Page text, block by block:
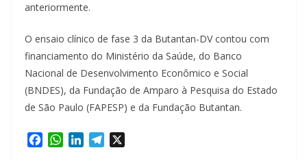
anteriormente.
O ensaio clínico de fase 3 da Butantan-DV contou com
financiamento do Ministério da Saúde, do Banco
Nacional de Desenvolvimento Econômico e Social
(BNDES), da Fundação de Amparo à Pesquisa do Estado
de São Paulo (FAPESP) e da Fundação Butantan.
W